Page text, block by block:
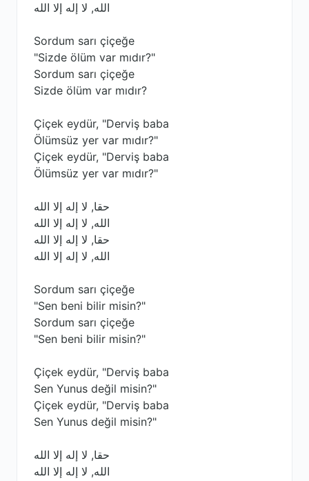
الله, لا إله إلا الله
Sordum sarı çiçeğe
"Sizde ölüm var mıdır?"
Sordum sarı çiçeğe
Sizde ölüm var mıdır?
Çiçek eydür, "Derviş baba
Ölümsüz yer var mıdır?"
Çiçek eydür, "Derviş baba
Ölümsüz yer var mıdır?"
حقا, لا إله إلا الله
الله, لا إله إلا الله
حقا, لا إله إلا الله
الله, لا إله إلا الله
Sordum sarı çiçeğe
"Sen beni bilir misin?"
Sordum sarı çiçeğe
"Sen beni bilir misin?"
Çiçek eydür, "Derviş baba
Sen Yunus değil misin?"
Çiçek eydür, "Derviş baba
Sen Yunus değil misin?"
حقا, لا إله إلا الله
الله, لا إله إلا الله